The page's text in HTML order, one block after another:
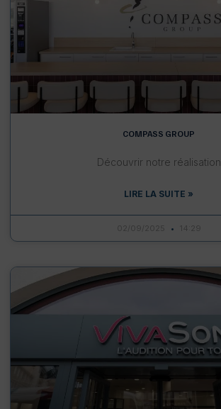
COMPASS GROUP
Découvrir notre réalisation
LIRE LA SUITE »
02/09/2025 14:29